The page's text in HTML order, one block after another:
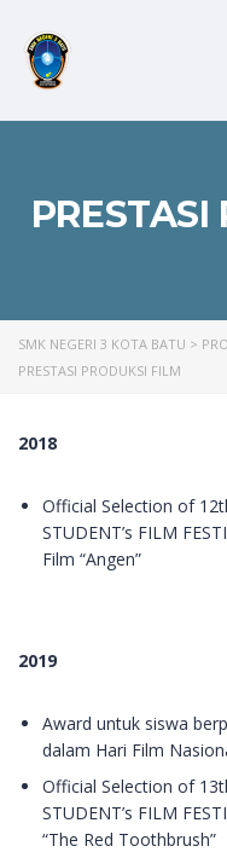
PRESTASI
SMK NEGERI 3 KOTA BATU >
PRESTASI PRODUKSI FILM
2018
Official Selection of
STUDENT’s FILM
Film “Angen”
2019
Award untuk siswa
dalam Hari Film
Official Selection of
STUDENT’s FILM
“The Red Toothbrush”